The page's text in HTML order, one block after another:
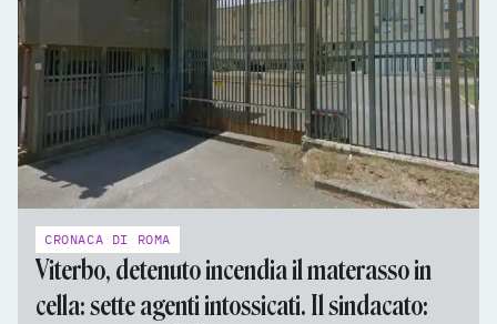
CRONACA DI ROMA
Viterbo, detenuto incendia il materasso in
cella: sette agenti intossicati. Il sindacato: